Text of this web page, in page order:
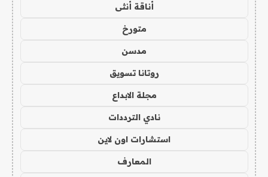
أناقة أنثى
متورخ
مدسن
روتانا تسويق
مجلة الابداع
نادي الترددات
استشارات اون لاين
المعارف